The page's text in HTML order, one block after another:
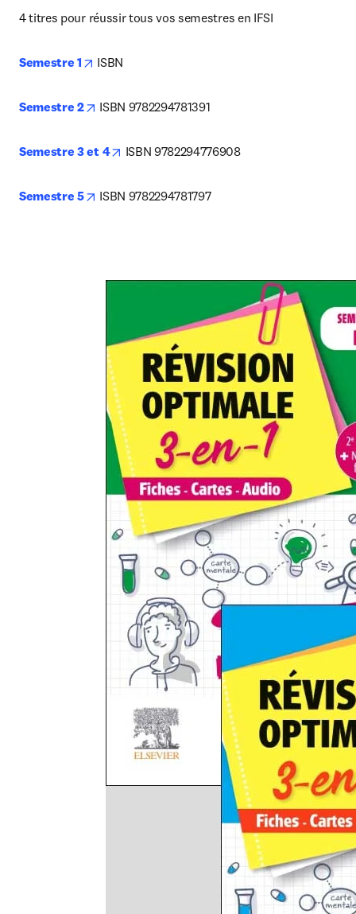
4 titres pour réussir tous vos semestres en IFSI
Semestre 1 opens in new tab/window
ISBN
Semestre 2 opens in new tab/window
ISBN 9782294781391
Semestre 3 et 4 opens in new tab/window
ISBN 9782294776908
Semestre 5 opens in new tab/window
ISBN 9782294781797